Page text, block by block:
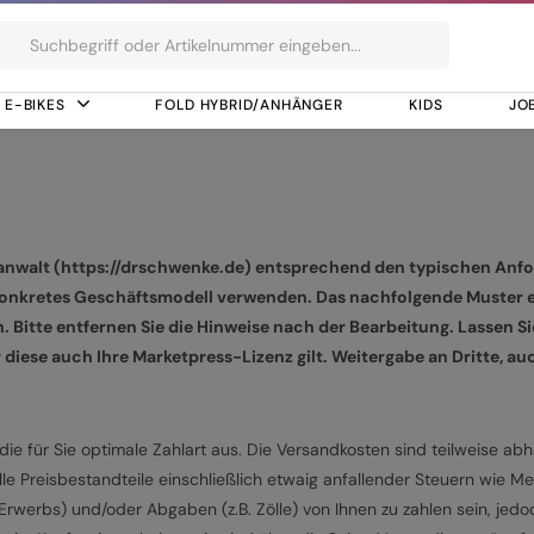
E-BIKES FOLD HYBRID/ANHÄNGER KIDS
(https://drschwenke.de) entsprechend den typischen
Geschäftsmodell verwenden. Das nachfolgende
Bitte entfernen Sie die Hinweise nach der Bearbeitung.
auch Ihre Marketpress-Lizenz gilt. Weitergabe an Dritte,
für Sie optimale Zahlart aus. Die Versandkosten sind teilweise
Preisbestandteile einschließlich etwaig anfallender Steuern wie
und/oder Abgaben (z.B. Zölle) von Ihnen zu zahlen sein,